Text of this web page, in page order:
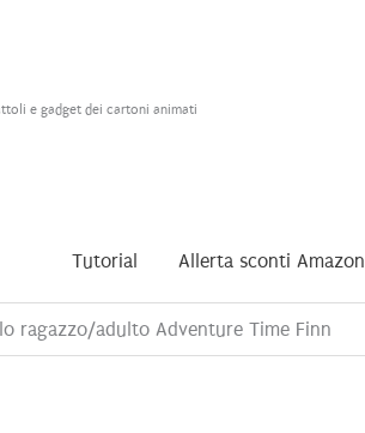
e gadget dei cartoni animati
Tutorial Allerta sconti Amazon
ragazzo/adulto Adventure Time Finn